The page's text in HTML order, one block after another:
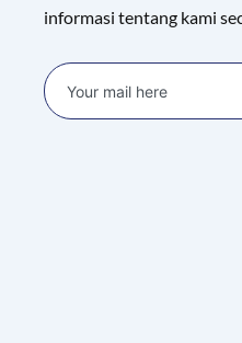
informasi tentang kami